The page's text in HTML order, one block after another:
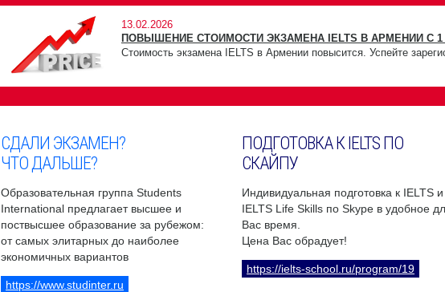
13.02.2026
ПОВЫШЕНИЕ СТОИМОСТИ ЭКЗАМЕНА IELTS В АРМЕНИИ С 1
Стоимость экзамена IELTS в Армении повысится. Успейте
СДАЛИ ЭКЗАМЕН?
ЧТО ДАЛЬШЕ?
Образовательная группа Students
International предлагает высшее и
поствысшее образование за рубежом:
от самых элитарных до наиболее
экономичных вариантов
https://www.studinter.ru
ПОДГОТОВКА К IELTS ПО
СКАЙПУ
Индивидуальная подготовка к IELTS и
IELTS Life Skills по Skype в удобное
Вас время.
Цена Вас обрадует!
https://ielts-school.ru/program/19